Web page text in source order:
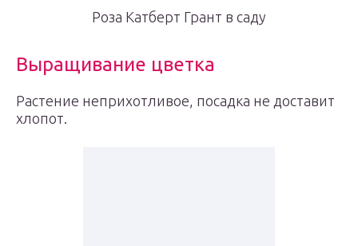
Роза Катберт Грант в саду
Выращивание цветка
Растение неприхотливое, посадка не доставит
хлопот.